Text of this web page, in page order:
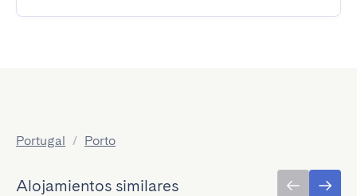
Portugal / Porto
Alojamientos similares